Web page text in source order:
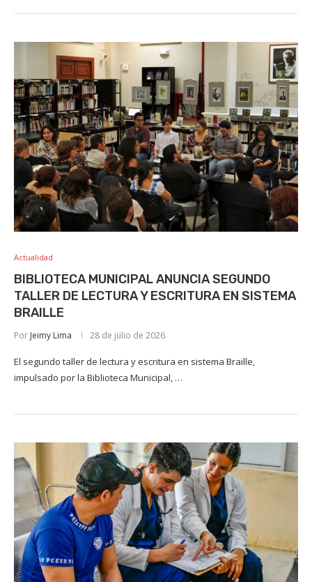
Actualidad
BIBLIOTECA MUNICIPAL ANUNCIA SEGUNDO
TALLER DE LECTURA Y ESCRITURA EN SISTEMA
BRAILLE
Por Jeimy Lima 28 de julio de 2026
El segundo taller de lectura y escritura en sistema Braille,
impulsado por la Biblioteca Municipal, …